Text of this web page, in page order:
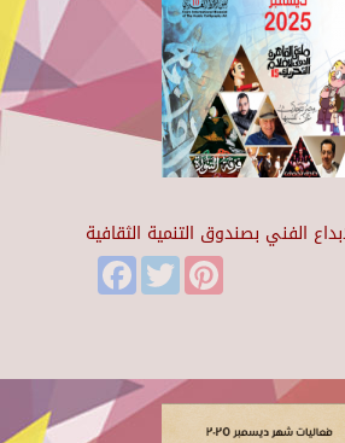
الفني بصندوق التنمية الثقافية
FacebookTwitter